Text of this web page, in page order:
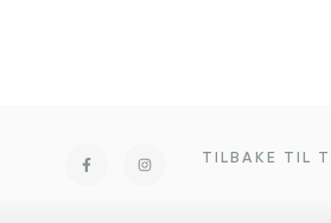
TILBAKE TIL